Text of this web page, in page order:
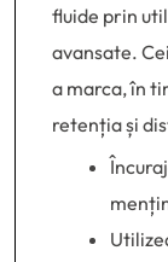
fluide prin
avansate.
a marca, în
retenția și